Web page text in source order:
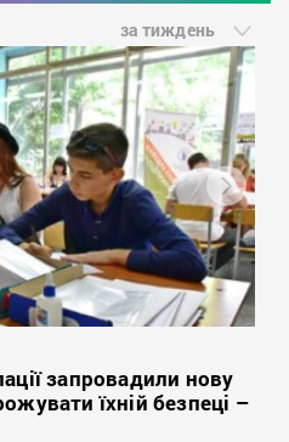
за тиждень
запровадили нову
їхній безпеці –